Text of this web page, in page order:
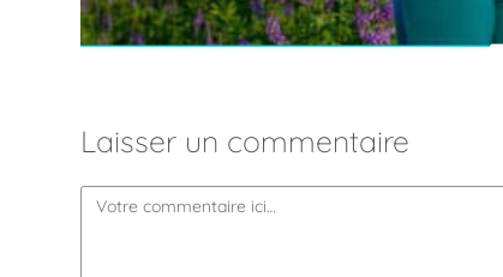
Laisser un commentaire